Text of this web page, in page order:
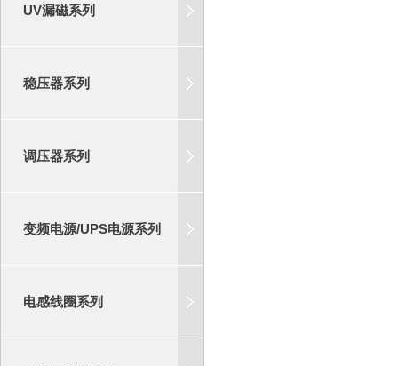
UV漏磁系列
稳压器系列
调压器系列
变频电源/UPS电源系列
电感线圈系列